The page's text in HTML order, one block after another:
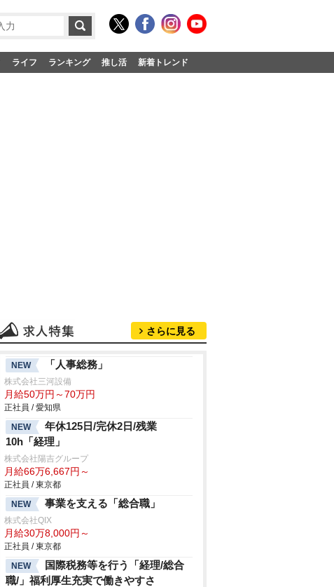
ライフ ランキング 推し活 新着トレンド
さらに見る
NEW 「人事総務」
株式会社三河設備
月給50万円～70万円
正社員 / 愛知県
NEW
年休125日/完休2日/残業
10h「経理」
株式会社陽吉グループ
月給66万6,667円～
正社員 / 東京都
NEW
事業を支える「総合職」
株式会社QIX
月給30万8,000円～
正社員 / 東京都
NEW
国際税務等を行う「経理/総合
職/」福利厚生充実で働きやすさ